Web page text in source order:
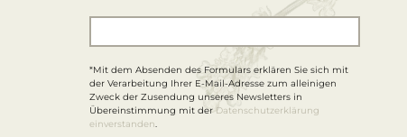
*Mit dem Absenden des Formulars erklären Sie sich mit
der Verarbeitung Ihrer E-Mail-Adresse zum alleinigen
Zweck der Zusendung unseres Newsletters in
Übereinstimmung mit der Datenschutzerklärung
einverstanden.